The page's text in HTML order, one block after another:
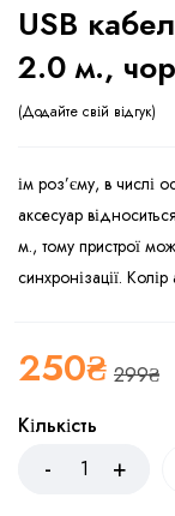
USB
2.0 м.,
Додайте свій відгук
ім роз’єму, в числі
аксесуар
м., тому пристрої
синхронізації.
299₴
250₴
Кількість